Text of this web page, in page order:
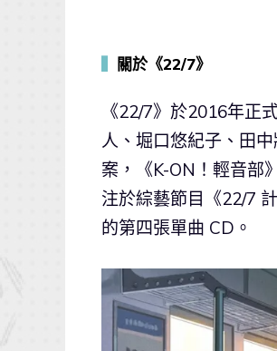
關於《22/7》
《22/7》於2016年正
人、堀口悠紀子、田
案，《K-ON！輕音部
注於綜藝節目《22/7
的第四張單曲 CD。